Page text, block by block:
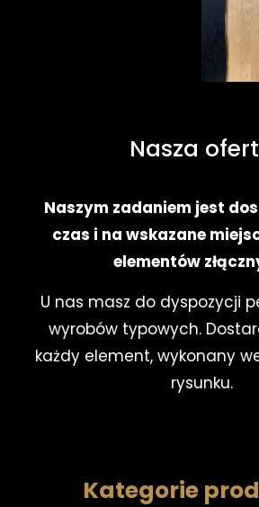
Nasza
Naszym zadaniem jest
czas i na wskazane
elementów
U nas masz do dyspozycji
wyrobów typowych.
każdy element, wykonany
rysunku.
Kategorie